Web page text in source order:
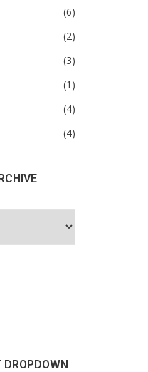
(6)
(2)
(3)
(1)
(4)
(4)
DROPDOWN